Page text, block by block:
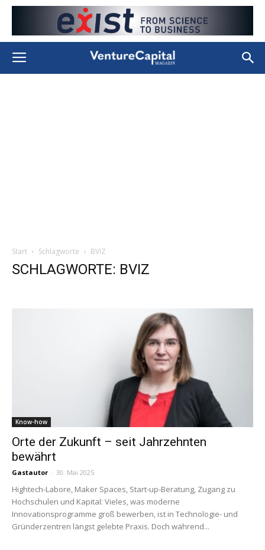
Start Schlagworte BVIZ
SCHLAGWORTE: BVIZ
Know-how
Orte der Zukunft – seit Jahrzehnten
bewährt
Gastautor - 30. Mai 2025
Hightech-Labore, Maker Spaces, Start-up-Beratung, Zugang zu
Hochschulen und Kapital: Vieles, was moderne
Innovationsprogramme groß bewerben, ist in Technologie- und
Gründerzentren längst gelebte Praxis. Doch während...